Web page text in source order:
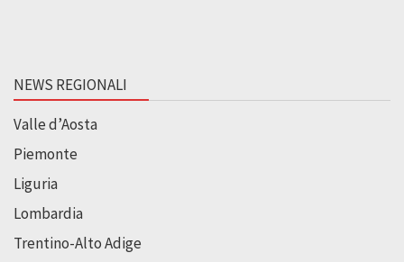
NEWS REGIONALI
Valle d’Aosta
Piemonte
Liguria
Lombardia
Trentino-Alto Adige